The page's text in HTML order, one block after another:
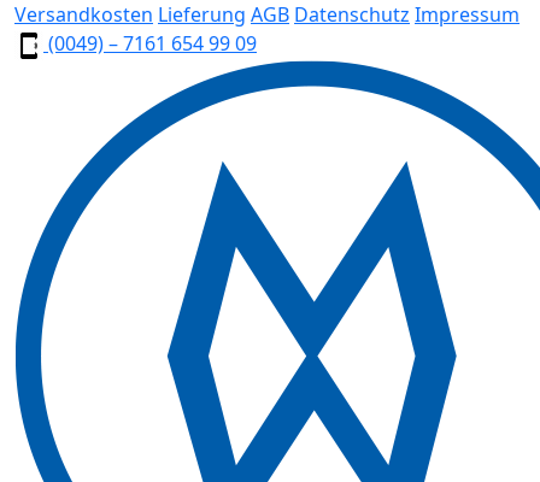
Versandkosten Lieferung AGB Datenschutz Impressum
(0049) – 7161 654 99 09